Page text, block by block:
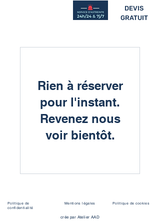
DEVIS
GRATUIT
Rien à réserver
pour l'instant.
Revenez nous
voir bientôt.
Politique de
confidentialité
Mentions légales Politique de cookies
crée par Atelier AAD